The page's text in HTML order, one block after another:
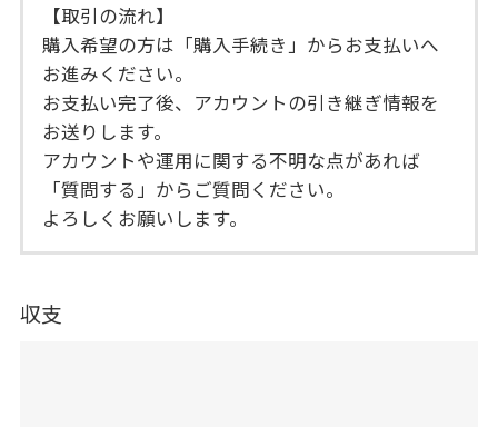
【取引の流れ】
購入希望の方は「購入手続き」からお支払いへ
お進みください。
お支払い完了後、アカウントの引き継ぎ情報を
お送りします。
アカウントや運用に関する不明な点があれば
「質問する」からご質問ください。
よろしくお願いします。
収支